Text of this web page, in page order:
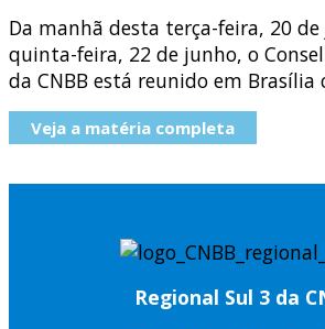
Da manhã desta terça-feira, 20
quinta-feira, 22 de junho, o
da CNBB está reunido em
Veja a matéria completa
Regional Sul 3 da